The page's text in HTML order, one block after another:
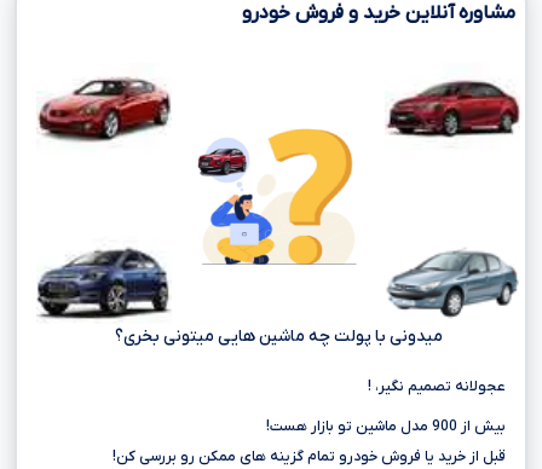
مشاوره آنلاین خرید و فروش خودرو
میدونی با پولت چه ماشین هایی میتونی بخری؟
عجولانه تصمیم نگیر، !
بیش از 900 مدل ماشین تو بازار هست!
قبل از خرید یا فروش خودرو تمام گزینه های ممکن رو بررسی کن!